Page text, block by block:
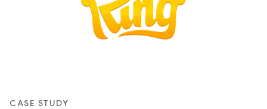
CASE STUDY